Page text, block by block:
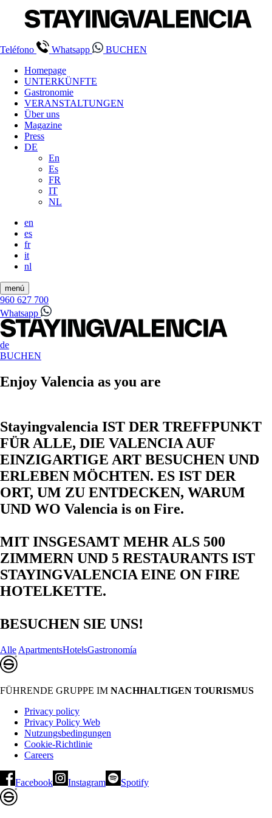
Teléfono Whatsapp
BUCHEN
Homepage
UNTERKÜNFTE
Gastronomie
VERANSTALTUNGEN
Über uns
Magazine
Press
DE
En
Es
FR
IT
NL
en
es
fr
it
nl
menú
960 627 700
Whatsapp
de
BUCHEN
Enjoy Valencia as you are
Stayingvalencia IST DER TREFFPUNKT
FÜR ALLE, DIE VALENCIA AUF
EINZIGARTIGE ART BESUCHEN UND
ERLEBEN MÖCHTEN. ES IST DER
ORT, UM ZU ENTDECKEN, WARUM
UND WO Valencia is on Fire.
MIT INSGESAMT MEHR ALS 500
ZIMMERN UND 5 RESTAURANTS IST
STAYINGVALENCIA EINE ON FIRE
HOTELKETTE.
BESUCHEN SIE UNS!
Alle ApartmentsHotelsGastronomía
FÜHRENDE GRUPPE IM NACHHALTIGEN TOURISMUS
Privacy policy
Privacy Policy Web
Nutzungsbedingungen
Cookie-Richtlinie
Careers
Facebook Instagram Spotify